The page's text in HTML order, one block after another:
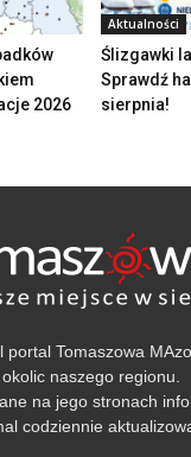
2026
Aktualności
Ślizgawki
Sprawdź
sierpnia!
portal Tomaszowa
okolic naszego regionu.
na jego stronach
codziennie